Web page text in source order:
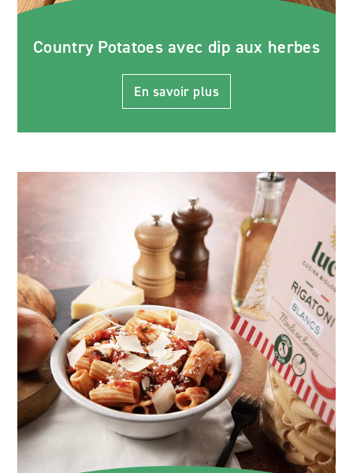
Country Potatoes avec dip aux herbes
En savoir plus